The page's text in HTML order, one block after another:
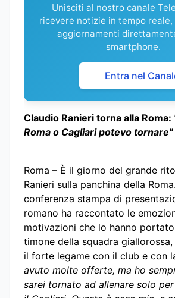
Unisciti al nostro canale
ricevere notizie in tempo reale,
aggiornamenti
smartphone.
Entra nel
Claudio Ranieri torna alla Roma:
Roma o Cagliari potevo tornare"
Roma – È il giorno del grande
Ranieri sulla panchina della
conferenza stampa di
romano ha raccontato le
motivazioni che lo hanno
timone della squadra
il forte legame con il club e con
avuto molte offerte, ma ho
sarei tornato ad allenare solo